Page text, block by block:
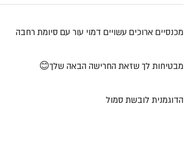
מכנסיים ארוכים עשויים דמוי עור עם סיומת רחבה
מבטיחות לך שזאת החרישה הבאה שלך😊
הדוגמנית לובשת סמול